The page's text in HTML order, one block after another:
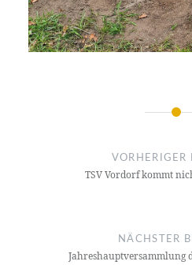
Beitragsnavigation
VORHERIGER
TSV Vordorf kommt
NÄCHSTER
Jahreshauptversammlung